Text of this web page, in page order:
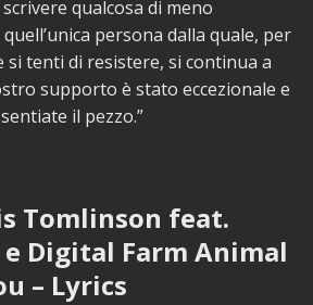
qualcosa di meno
persona dalla quale, per
tenti di resistere, si continua a
supporto è stato eccezionale e
il pezzo.”
Tomlinson feat.
e Digital Farm Animal
– Lyrics